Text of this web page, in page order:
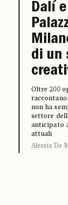
Dalí
di un
Oltre 200
non ha
settore
anticipato
attuali
Alessia De